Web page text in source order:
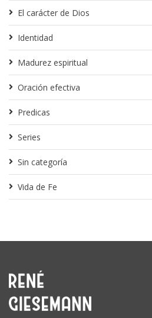
El carácter de Dios
Identidad
Madurez espiritual
Oración efectiva
Predicas
Series
Sin categoría
Vida de Fe